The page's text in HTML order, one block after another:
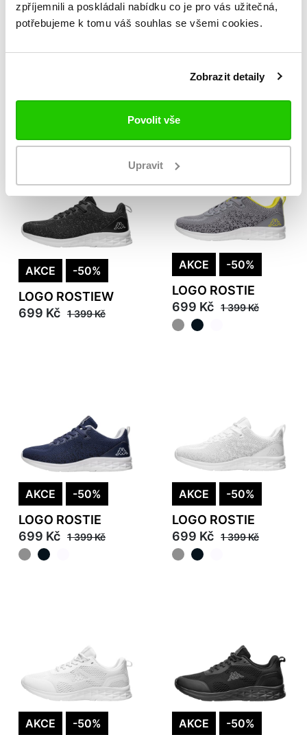
zpříjemnili a poskládali nabídku co je pro vás užitečná,
potřebujeme k tomu váš souhlas se všemi cookies.
Zobrazit detaily
Povolit vše
Upravit
AKCE -47%
699 Kč 1 399 Kč
AKCE -50%
LOGO ROSTIEW
699 Kč 1 399 Kč
AKCE -50%
LOGO ROSTIE
699 Kč 1 399 Kč
AKCE -50%
LOGO ROSTIE
699 Kč 1 399 Kč
AKCE -50%
LOGO ROSTIE
699 Kč 1 399 Kč
AKCE -50% AKCE -50%